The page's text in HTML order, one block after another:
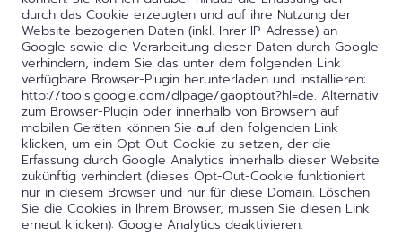
durch das Cookie erzeugten und auf ihre Nutzung der
Website bezogenen Daten (inkl. Ihrer IP-Adresse) an
Google sowie die Verarbeitung dieser Daten durch Google
verhindern, indem Sie das unter dem folgenden Link
verfügbare Browser-Plugin herunterladen und installieren:
http://tools.google.com/dlpage/gaoptout?hl=de. Alternativ
zum Browser-Plugin oder innerhalb von Browsern auf
mobilen Geräten können Sie auf den folgenden Link
klicken, um ein Opt-Out-Cookie zu setzen, der die
Erfassung durch Google Analytics innerhalb dieser Website
zukünftig verhindert (dieses Opt-Out-Cookie funktioniert
nur in diesem Browser und nur für diese Domain. Löschen
Sie die Cookies in Ihrem Browser, müssen Sie diesen Link
erneut klicken): Google Analytics deaktivieren.